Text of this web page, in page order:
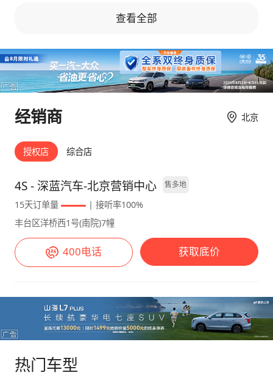
候，你根本不用掏手机看APP或者车机屏幕，只
啦！方便实用又好看，真的很讨喜。 AR-HUD全
息显示系统取消了传统的仪表盘。15.4英寸的向
日葵屏，绝对是视觉焦点，左右各最大15°自适
控键，实体按键都被取消了，看着很简约。怀挡
电面板，布局合理，手机有专门的地方放，下车
时也不用担心把手机落在车里。 深蓝S05虽然看
起来小巧，不过凭借2米88的超长轴距，展现出
了中上水准的空间实力。弟弟身高185cm，在
前排空间方面，深蓝S05提供了大约一拳的腿部
和头部空间，后排膝部和头部空间也保持了一拳
的余量，对于他来说空间是绰绰有余了。 🚗驾
驶感受： 1.5L增程器加上后置单电机，起步提
好，一点不浮躁。油门踏板调得刚刚好，踩多少
就有多少，低速时也不会一窜一窜的，很稳定。
风琴式油门踏板脚感很好，在高架桥上的运动模
式下，油门响应迅速，推背感明显。拥有后驱的
先天因素，深蓝S05过弯掉头都很灵巧，车身姿
态稳定，操控性非常棒。非铺装路面或遇路面接
新上市的深蓝S05第一时间进入了我的视线，整
个的外观直接长在了我的心头上，车到店以后第
我们当天的天气是阴天，没有下雨，开了自动空
调和音乐，车上当时就我和销售两个人，我们当
时跑了5km的高架路段，基本上没有堵车的情况
发生，下了高架后大概又开了3km的市区，在这
样的工况下，整辆车的能耗表现来到了13.1
静态感受： 深蓝S05的外观是属于那种比较科幻
有攻击性，我个人比较喜欢，而且他的车尾部分
还做了后扰流的设计，运动感还是非常在线的。
车内的设计非常的简洁，中控区域没有一颗实体
按键，所有的操作全部都需要用中间的大屏幕来
完成，包括空调的温度调节和开启，而且不仅是
中控没有按键，就连后视镜的调节操作也没有实
太方便，整辆车没有仪表盘，所有的行车信息全
部都集成在HUD上，好在HUD的显示清晰度还
是非常不错的，稍微适应一下就能很快上手。
整辆车的空间我想分成两部分说，一个是乘坐空
间，一个是后备厢储物空间，乘坐空间不管是前
排和后排都非常宽敞，前排我正常坐姿，后排可
查看全部
经销商 北京
授权店 综合店
4S - 深蓝汽车-北京营销中心 售多地
15天订单量
| 接听率100%
丰台区洋桥西1号(南院)7幢
400电话 获取底价
热门车型